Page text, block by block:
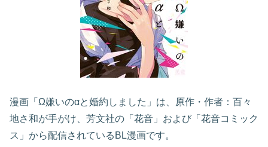
漫画「Ω嫌いのαと婚約しました」は、原作・作者：百々
地さ和が手がけ、芳文社の「花音」および「花音コミック
ス」から配信されているBL漫画です。